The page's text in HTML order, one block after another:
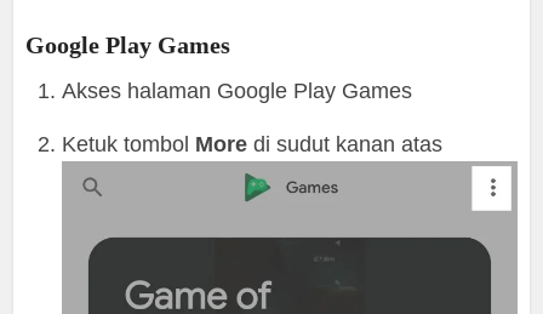
Google Play Games
Akses halaman Google Play Games
Ketuk tombol More di sudut kanan atas